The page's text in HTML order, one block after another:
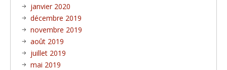
janvier 2020
décembre 2019
novembre 2019
août 2019
juillet 2019
mai 2019